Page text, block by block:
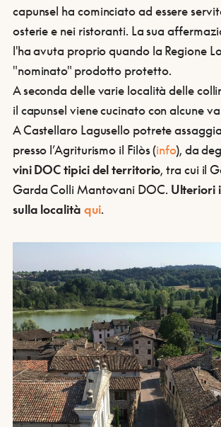
capunsel ha cominciato ad essere
osterie e nei ristoranti. La sua
l'ha avuta proprio quando la Regione
"nominato" prodotto protetto.
A seconda delle varie località delle
il capunsel viene cucinato con alcune
A Castellaro Lagusello potrete
presso l’Agriturismo il Filòs (info), da
vini DOC tipici del territorio, tra cui il
Garda Colli Mantovani DOC. Ulteriori
sulla località qui.